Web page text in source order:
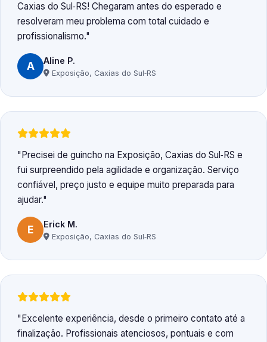
Caxias do Sul‑RS! Chegaram antes do esperado e
resolveram meu problema com total cuidado e
profissionalismo.
A Aline P.
Exposição, Caxias do Sul‑RS
Precisei de guincho na Exposição, Caxias do Sul‑RS e
fui surpreendido pela agilidade e organização. Serviço
confiável, preço justo e equipe muito preparada para
ajudar.
E Erick M.
Exposição, Caxias do Sul‑RS
Excelente experiência, desde o primeiro contato até a
finalização. Profissionais atenciosos, pontuais e com